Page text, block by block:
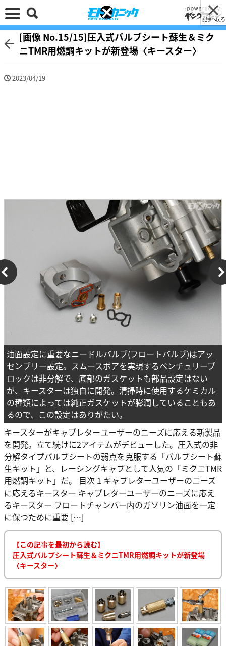
記事へ戻る
[画像 No.15/15]圧入式バルブシート蘇生＆ミク
ニTMR用燃調キットが新登場〈キースター〉
2023/04/19
油面設定に重要なニードルバルブ(フロートバルブ)はアッ
センブリー設定。スムースボアを実現するベンチュリーブ
ロックは非分解で、底部のガスケットも部品設定はない
が、キースターは独自に開発。清掃時に使用するケミカル
の種類によっては純正ガスケットが膨潤していることもあ
るので、この設定はありがたい。
キースターがキャブレターユーザーのニーズに応える新製品
を開発。立て続けに2アイテムがデビューした。圧入式の非
分解タイプバルブシートの弱点を克服する「バルブシート蘇
生キット」と、レーシングキャブとして人気の「ミクニTMR
用燃調キット」だ。 目次 1 キャブレターユーザーのニーズ
に応えるキースター キャブレターユーザーのニーズに応え
るキースター フロートチャンバー内のガソリン油面を一定
に保つために重要 […]
【この記事を最初から読む】
圧入式バルブシート蘇生＆ミクニTMR用燃調キットが新登場
〈キースター〉